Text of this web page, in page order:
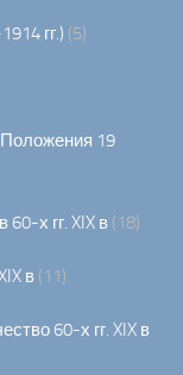
гг.) (5)
19
х гг. XIX в (18)
в (11)
60-х гг. XIX в